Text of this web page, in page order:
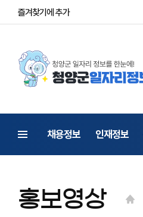
즐겨찾기에 추가
채용정보 인재정보
홍보영상